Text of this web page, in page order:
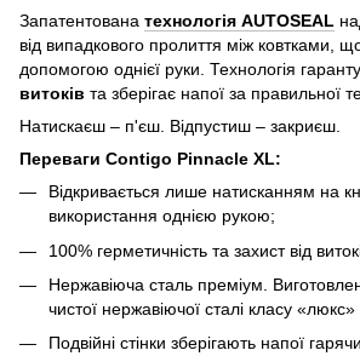
Запатентована технологія AUTOSEAL
від випадкового пролиття між ковтками,
допомогою однієї руки. Технологія
витоків та зберігає напої за правильної
Натискаєш – п'єш. Відпустиш – закриєш.
Переваги Contigo Pinnacle XL:
Відкривається лише натисканням на
використання однією рукою;
100% герметичність та захист від
Нержавіюча сталь преміум.
чистої нержавіючої сталі класу
Подвійні стінки зберігають напої